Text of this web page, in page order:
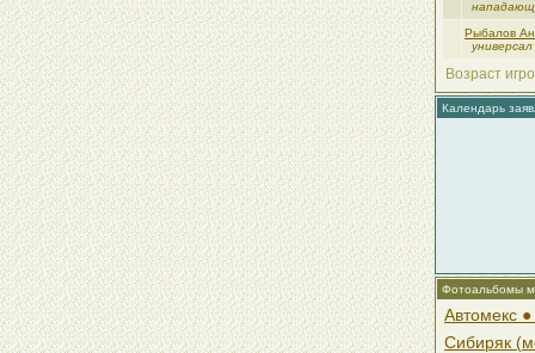
Рыбалов
универсал
Возраст
Календарь
Фотоальбомы
Автомекс
Сибиряк